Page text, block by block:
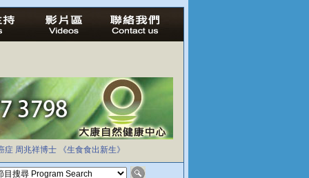
症 周兆祥博士 《生食食出新生》